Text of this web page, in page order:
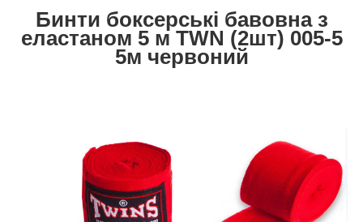
Бинти боксерські бавовна з
еластаном 5 м TWN (2шт) 005-5
5м червоний